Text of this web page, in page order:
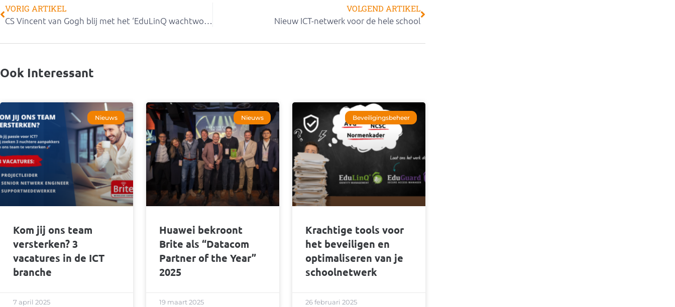
VORIG ARTIKEL
CS Vincent van Gogh blij met het ‘EduLinQ wachtwoord portaal’
VOLGEND ARTIKEL
Nieuw ICT-netwerk voor de hele school
Ook Interessant
Nieuws
Kom jij ons team
versterken? 3
vacatures in de ICT
branche
7 april 2025
Nieuws
Huawei bekroont
Brite als “Datacom
Partner of the Year”
2025
19 maart 2025
Beveiligingsbeheer
Krachtige tools voor
het beveiligen en
optimaliseren van je
schoolnetwerk
26 februari 2025